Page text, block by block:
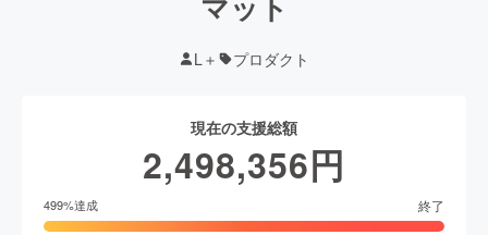
L＋ プロダクト
現在の支援総額
2,498,356円
499%達成 終了